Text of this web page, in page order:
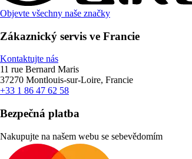
Objevte všechny naše značky
Zákaznický servis ve Francie
Kontaktujte nás
11 rue Bernard Maris
37270 Montlouis-sur-Loire, Francie
+33 1 86 47 62 58
Bezpečná platba
Nakupujte na našem webu se sebevědomím